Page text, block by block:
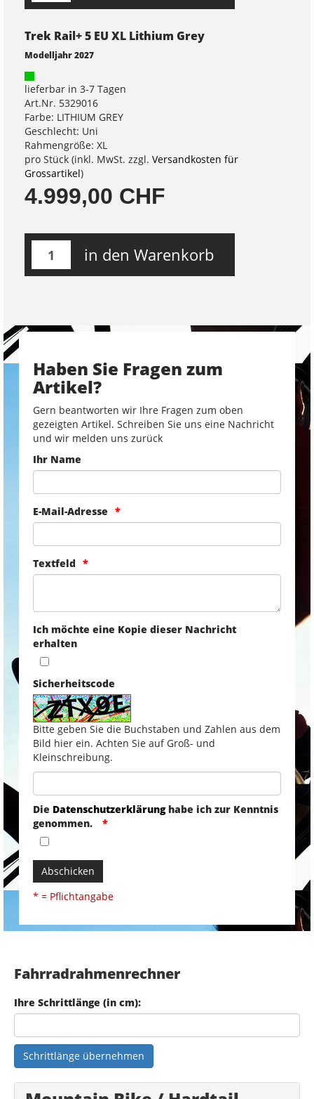
Trek Rail+ 5 EU XL Lithium Grey
Modelljahr 2027
lieferbar in 3-7 Tagen
Art.Nr. 5329016
Farbe: LITHIUM GREY
Geschlecht: Uni
Rahmengröße: XL
pro Stück (inkl. MwSt. zzgl. Versandkosten für
Grossartikel)
4.999,00 CHF
in den Warenkorb
Haben Sie Fragen zum
Artikel?
Gern beantworten wir Ihre Fragen zum oben
gezeigten Artikel. Schreiben Sie uns eine Nachricht
und wir melden uns zurück
Ihr Name
E-Mail-Adresse
Textfeld
Ich möchte eine Kopie dieser Nachricht
erhalten
Sicherheitscode
Bitte geben Sie die Buchstaben und Zahlen aus dem
Bild hier ein. Achten Sie auf Groß- und
Kleinschreibung.
Die Datenschutzerklärunghabe ich zur Kenntnis
genommen.
Abschicken
* = Pflichtangabe
Fahrradrahmenrechner
Ihre Schrittlänge (in cm):
Schrittlänge übernehmen